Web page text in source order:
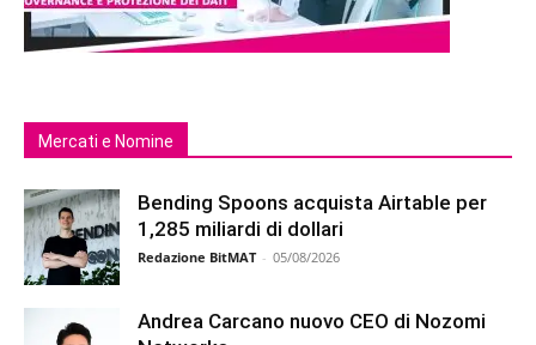
Mercati e Nomine
Bending Spoons acquista Airtable per
1,285 miliardi di dollari
Redazione BitMAT - 05/08/2026
Andrea Carcano nuovo CEO di Nozomi